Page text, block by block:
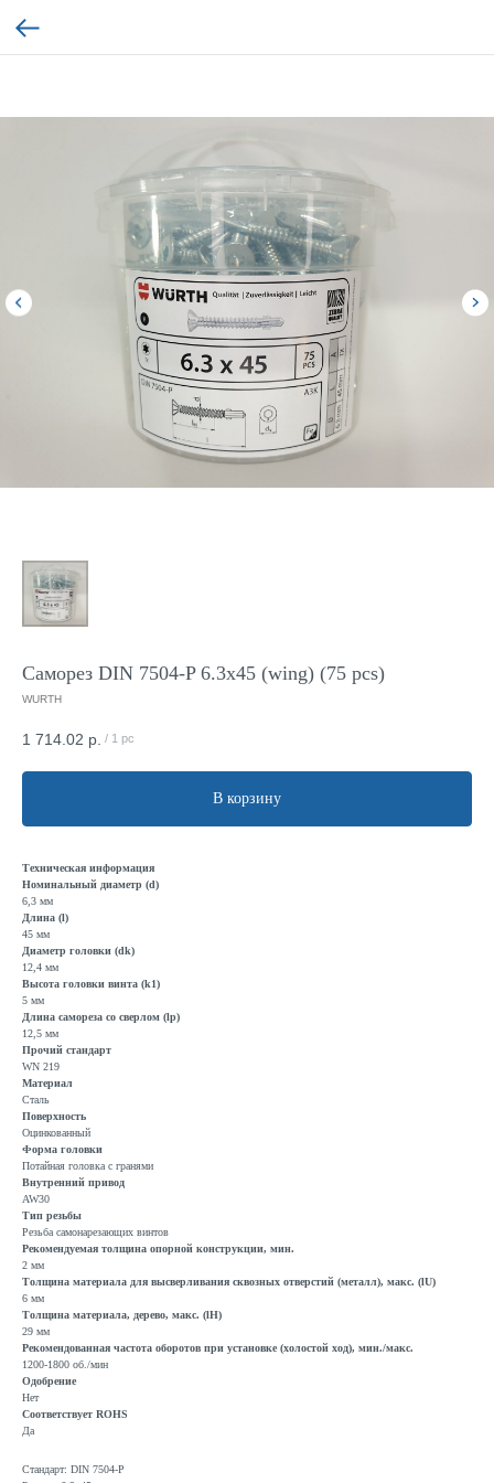
Саморез DIN 7504-P 6.3x45 (wing) (75 pcs)
WURTH
1 714.02 р. / 1 pc
В корзину
Техническая информация
Номинальный диаметр (d)
6,3 мм
Длина (l)
45 мм
Диаметр головки (dk)
12,4 мм
Высота головки винта (k1)
5 мм
Длина самореза со сверлом (lp)
12,5 мм
Прочий стандарт
WN 219
Материал
Сталь
Поверхность
Оцинкованный
Форма головки
Потайная головка с гранями
Внутренний привод
AW30
Тип резьбы
Резьба самонарезающих винтов
Рекомендуемая толщина опорной конструкции, мин.
2 мм
Толщина материала для высверливания сквозных отверстий (металл), макс. (lU)
6 мм
Толщина материала, дерево, макс. (lH)
29 мм
Рекомендованная частота оборотов при установке (холостой ход), мин./макс.
1200-1800 об./мин
Одобрение
Нет
Соответствует ROHS
Да
Стандарт: DIN 7504-P